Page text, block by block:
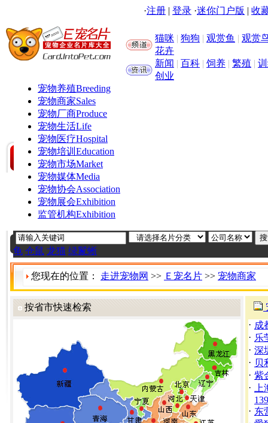
·注册 | 登录 ·迷你门户版 | 收
猫咪 | 狗狗 | 观赏鱼 | 观赏
花卉
新闻 | 百科 | 饲养 | 繁殖 |
创业
宠物养殖Breeding
宠物商家Sales
宠物厂商Produce
宠物生活Life
宠物医疗Hospital
宠物培训 Education
宠物市场Market
宠物媒体Media
宠物协会Association
宠物展会Exhibition
监管机构Exhibition
龟 仓鼠 龙猫 绿鬣蜥
您现在的位置： 走进宠物网 >> Ｅ宠名片 >> 宠物商家
按省市快速检索
· 成
· 乐
· 深
· 贝
· 紫
·
· 东